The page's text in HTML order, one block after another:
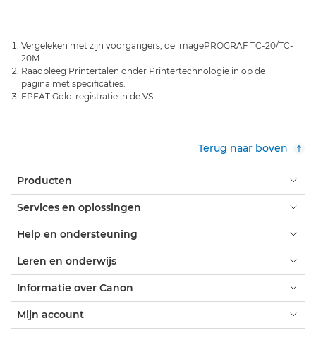
Vergeleken met zijn voorgangers, de imagePROGRAF TC-20/TC-
20M
Raadpleeg Printertalen onder Printertechnologie in op de
pagina met specificaties.
EPEAT Gold-registratie in de VS
Terug naar boven
Producten
Services en oplossingen
Help en ondersteuning
Leren en onderwijs
Informatie over Canon
Mijn account